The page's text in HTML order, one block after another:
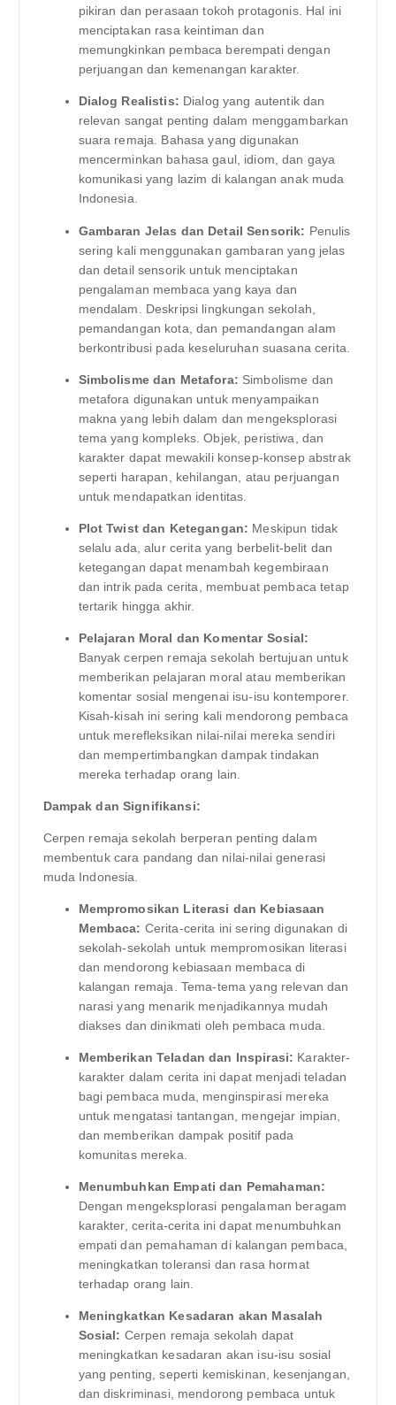
pikiran dan perasaan tokoh protagonis. Hal ini
menciptakan rasa keintiman dan
memungkinkan pembaca berempati dengan
perjuangan dan kemenangan karakter.
Dialog Realistis: Dialog yang autentik dan
relevan sangat penting dalam menggambarkan
suara remaja. Bahasa yang digunakan
mencerminkan bahasa gaul, idiom, dan gaya
komunikasi yang lazim di kalangan anak muda
Indonesia.
Gambaran Jelas dan Detail Sensorik: Penulis
sering kali menggunakan gambaran yang jelas
dan detail sensorik untuk menciptakan
pengalaman membaca yang kaya dan
mendalam. Deskripsi lingkungan sekolah,
pemandangan kota, dan pemandangan alam
berkontribusi pada keseluruhan suasana cerita.
Simbolisme dan Metafora: Simbolisme dan
metafora digunakan untuk menyampaikan
makna yang lebih dalam dan mengeksplorasi
tema yang kompleks. Objek, peristiwa, dan
karakter dapat mewakili konsep-konsep abstrak
seperti harapan, kehilangan, atau perjuangan
untuk mendapatkan identitas.
Plot Twist dan Ketegangan: Meskipun tidak
selalu ada, alur cerita yang berbelit-belit dan
ketegangan dapat menambah kegembiraan
dan intrik pada cerita, membuat pembaca tetap
tertarik hingga akhir.
Pelajaran Moral dan Komentar Sosial:
Banyak cerpen remaja sekolah bertujuan untuk
memberikan pelajaran moral atau memberikan
komentar sosial mengenai isu-isu kontemporer.
Kisah-kisah ini sering kali mendorong pembaca
untuk merefleksikan nilai-nilai mereka sendiri
dan mempertimbangkan dampak tindakan
mereka terhadap orang lain.
Dampak dan Signifikansi:
Cerpen remaja sekolah berperan penting dalam
membentuk cara pandang dan nilai-nilai generasi
muda Indonesia.
Mempromosikan Literasi dan Kebiasaan
Membaca: Cerita-cerita ini sering digunakan di
sekolah-sekolah untuk mempromosikan literasi
dan mendorong kebiasaan membaca di
kalangan remaja. Tema-tema yang relevan dan
narasi yang menarik menjadikannya mudah
diakses dan dinikmati oleh pembaca muda.
Memberikan Teladan dan Inspirasi: Karakter-
karakter dalam cerita ini dapat menjadi teladan
bagi pembaca muda, menginspirasi mereka
untuk mengatasi tantangan, mengejar impian,
dan memberikan dampak positif pada
komunitas mereka.
Menumbuhkan Empati dan Pemahaman:
Dengan mengeksplorasi pengalaman beragam
karakter, cerita-cerita ini dapat menumbuhkan
empati dan pemahaman di kalangan pembaca,
meningkatkan toleransi dan rasa hormat
terhadap orang lain.
Meningkatkan Kesadaran akan Masalah
Sosial: Cerpen remaja sekolah dapat
meningkatkan kesadaran akan isu-isu sosial
yang penting, seperti kemiskinan, kesenjangan,
dan diskriminasi, mendorong pembaca untuk